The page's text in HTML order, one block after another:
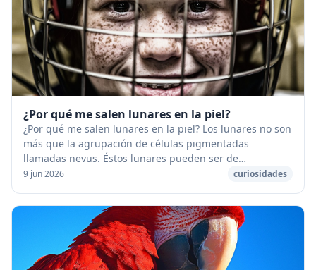
¿Por qué me salen lunares en la piel?
¿Por qué me salen lunares en la piel? Los lunares no son
más que la agrupación de células pigmentadas
llamadas nevus. Éstos lunares pueden ser de
nacimiento o ir apareciendo al cabo del tiempo, en
9 jun 2026 curiosidades